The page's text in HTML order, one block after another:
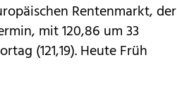
Rentenmarkt, der
mit 120,86 um 33
(121,19). Heute Früh